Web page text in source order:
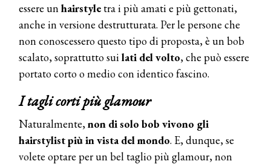
essere unhairstyletra i più amati e più gettonati,
anche in versione destrutturata. Per le persone che
non conoscessero questo tipo di proposta, è un bob
scalato, soprattutto suilati del volto, che può essere
portato corto o medio con identico fascino.
I tagli corti più glamour
Naturalmente,non di solo bob vivono gli
hairstylist più in vista del mondo. E, dunque, se
volete optare per un bel taglio più glamour, non